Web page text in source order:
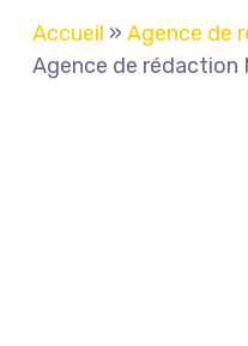
Accueil »Agence de
Agence de rédaction